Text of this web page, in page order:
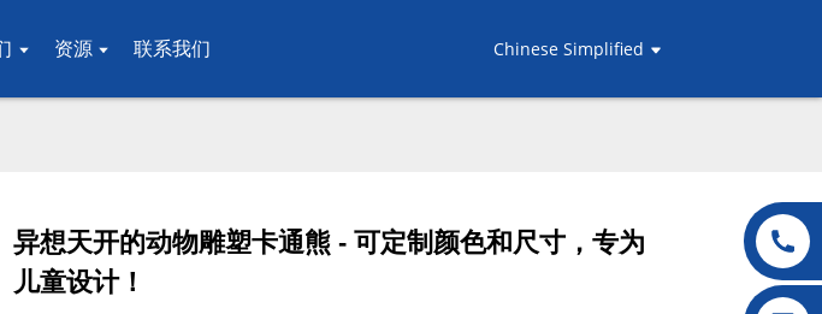
资源 联系我们 Chinese Simplified
Loading...
Loading...
异想天开的动物雕塑卡通熊 - 可定制颜色和尺寸，专为
儿童设计！